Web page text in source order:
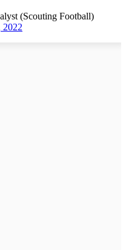
(Scouting Football)
2022